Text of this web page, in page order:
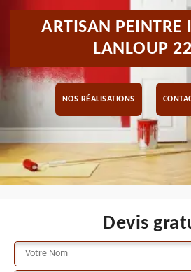
ARTISAN PEINTRE
LANLOUP
NOS RÉALISATIONS
Devis